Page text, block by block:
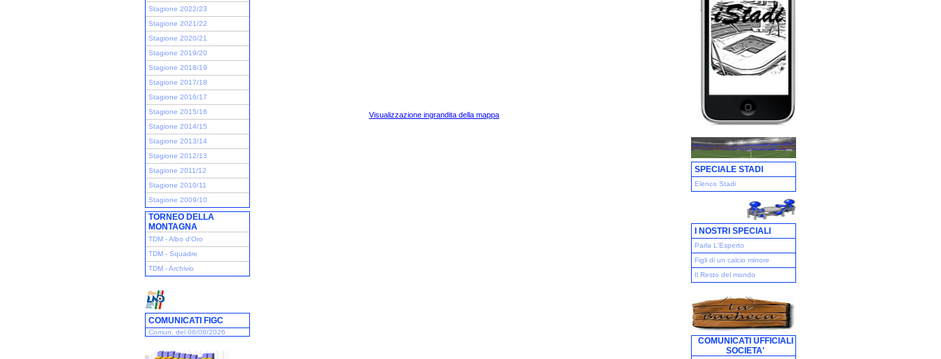
Stagione 2022/23
Stagione 2021/22
Stagione 2020/21
Stagione 2019/20
Stagione 2018/19
Stagione 2017/18
Stagione 2016/17
Stagione 2015/16
Stagione 2014/15
Stagione 2013/14
Stagione 2012/13
Stagione 2011/12
Stagione 2010/11
Stagione 2009/10
TORNEO DELLA
MONTAGNA
TDM - Albo d'Oro
TDM - Squadre
TDM - Archivio
COMUNICATI FIGC
Comun. del 06/08/2026
Visualizzazione ingrandita della mappa
SPECIALE STADI
Elenco Stadi
I NOSTRI SPECIALI
Parla L'Esperto
Figli di un calcio minore
Il Resto del mondo
COMUNICATI UFFICIALI
SOCIETA'